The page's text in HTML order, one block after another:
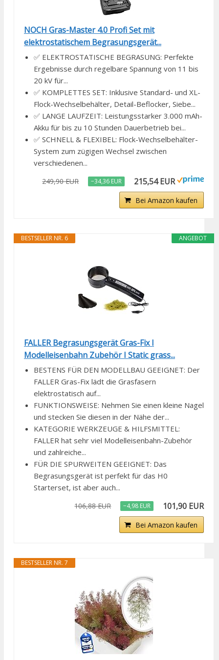
NOCH Gras-Master 4.0 Profi Set mit
elektrostatischem Begrasungsgerät...
✅ ELEKTROSTATISCHE BEGRASUNG: Perfekte
Ergebnisse durch regelbare Spannung von 11 bis
20 kV für...
✅ KOMPLETTES SET: Inklusive Standard- und XL-
Flock-Wechselbehälter, Detail-Beflocker, Siebe...
✅ LANGE LAUFZEIT: Leistungsstarker 3.000 mAh-
Akku für bis zu 10 Stunden Dauerbetrieb bei...
✅ SCHNELL & FLEXIBEL: Flock-Wechselbehälter-
System zum zügigen Wechsel zwischen
verschiedenen...
249,90 EUR −34,36 EUR 215,54 EUR
Bei Amazon kaufen
ANGEBOT
BESTSELLER NR. 6
FALLER Begrasungsgerät Gras-Fix I
Modelleisenbahn Zubehör I Static grass...
BESTENS FÜR DEN MODELLBAU GEEIGNET: Der
FALLER Gras-Fix lädt die Grasfasern
elektrostatisch auf...
FUNKTIONSWEISE: Nehmen Sie einen kleine Nagel
und stecken Sie diesen in der Nähe der...
KATEGORIE WERKZEUGE & HILFSMITTEL:
FALLER hat sehr viel Modelleisenbahn-Zubehör
und zahlreiche...
FÜR DIE SPURWEITEN GEEIGNET: Das
Begrasungsgerät ist perfekt für das H0
Starterset, ist aber auch...
106,88 EUR −4,98 EUR 101,90 EUR
Bei Amazon kaufen
BESTSELLER NR. 7